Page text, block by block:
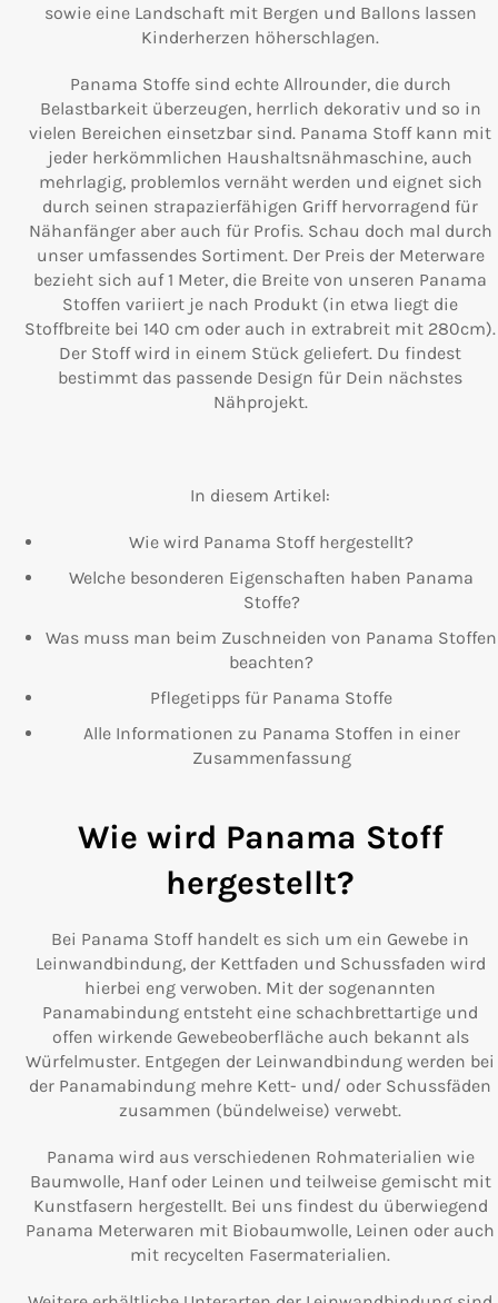
sowie eine Landschaft mit Bergen und Ballons lassen
Kinderherzen höherschlagen.
Panama Stoffe sind echte Allrounder, die durch
Belastbarkeit überzeugen, herrlich dekorativ und so in
vielen Bereichen einsetzbar sind. Panama Stoff kann mit
jeder herkömmlichen Haushaltsnähmaschine, auch
mehrlagig, problemlos vernäht werden und eignet sich
durch seinen strapazierfähigen Griff hervorragend für
Nähanfänger aber auch für Profis. Schau doch mal durch
unser umfassendes Sortiment. Der Preis der Meterware
bezieht sich auf 1 Meter, die Breite von unseren Panama
Stoffen variiert je nach Produkt (in etwa liegt die
Stoffbreite bei 140 cm oder auch in extrabreit mit 280cm).
Der Stoff wird in einem Stück geliefert. Du findest
bestimmt das passende Design für Dein nächstes
Nähprojekt.
In diesem Artikel:
Wie wird Panama Stoff hergestellt?
Welche besonderen Eigenschaften haben Panama
Stoffe?
Was muss man beim Zuschneiden von Panama Stoffen
beachten?
Pflegetipps für Panama Stoffe
Alle Informationen zu Panama Stoffen in einer
Zusammenfassung
Wie wird Panama Stoff
hergestellt?
Bei Panama Stoff handelt es sich um ein Gewebe in
Leinwandbindung, der Kettfaden und Schussfaden wird
hierbei eng verwoben. Mit der sogenannten
Panamabindung entsteht eine schachbrettartige und
offen wirkende Gewebeoberfläche auch bekannt als
Würfelmuster. Entgegen der Leinwandbindung werden bei
der Panamabindung mehre Kett- und/ oder Schussfäden
zusammen (bündelweise) verwebt.
Panama wird aus verschiedenen Rohmaterialien wie
Baumwolle, Hanf oder Leinen und teilweise gemischt mit
Kunstfasern hergestellt. Bei uns findest du überwiegend
Panama Meterwaren mit Biobaumwolle, Leinen oder auch
mit recycelten Fasermaterialien.